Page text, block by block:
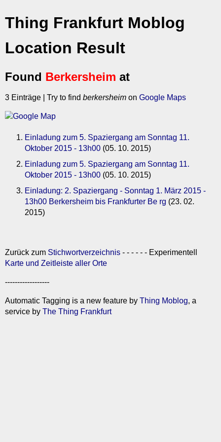
Thing Frankfurt Moblog
Location Result
Found Berkersheim at
3 Einträge | Try to find berkersheim on Google Maps
Einladung zum 5. Spaziergang am Sonntag 11.
Oktober 2015 - 13h00 (05. 10. 2015)
Einladung zum 5. Spaziergang am Sonntag 11.
Oktober 2015 - 13h00 (05. 10. 2015)
Einladung: 2. Spaziergang - Sonntag 1. März 2015 -
13h00 Berkersheim bis Frankfurter Be rg (23. 02.
2015)
Zurück zum Stichwortverzeichnis - - - - - - Experimentell
Karte und Zeitleiste aller Orte
------------------
Automatic Tagging is a new feature by Thing Moblog, a
service by The Thing Frankfurt